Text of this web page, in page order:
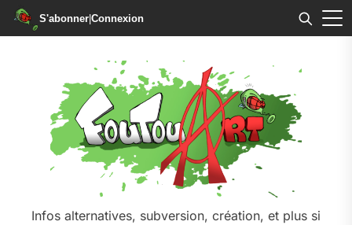
S'abonner|Connexion
Infos alternatives, subversion, création, et plus si